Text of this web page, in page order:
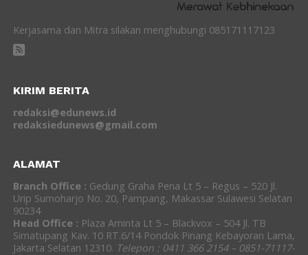
Kerjasama dan Mitra silakan menghubungi 085171117123
KIRIM BERITA
redaksi@edunews.id
redaksiedunews@gmail.com
ALAMAT
Branch Office : Gedung Graha Pena Lt 5 – Regus – 520 Jl.
Urip Sumoharjo No. 20, Pampang, Makassar Sulawesi Selatan
90234
Head Office : Plaza Aminta Lt 5 – Blackvox – 504 Jl. TB
Simatupang Kav. 10 RT.6/14 Pondok Pinang Kebayoran Lama,
Jakarta Selatan 12310. Telepon : 0411 366 2154 – 0851-71117-